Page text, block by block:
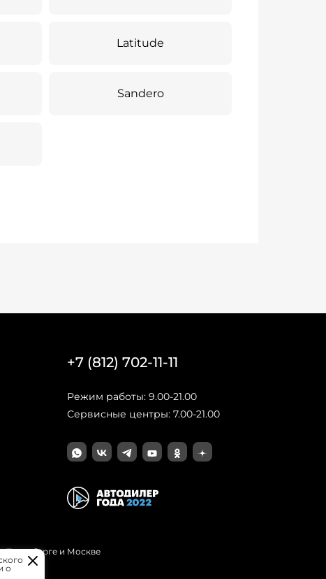
Latitude
Sandero
+7 (812) 702-11-11
Режим работы: 9.00-21.00
Сервисные центры: 7.00-21.00
Петербурге и Москве
о